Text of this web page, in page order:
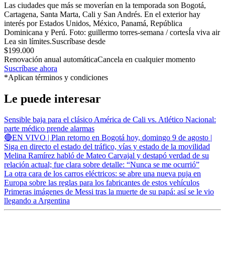
Las ciudades que más se moverían en la temporada son Bogotá,
Cartagena, Santa Marta, Cali y San Andrés. En el exterior hay
interés por Estados Unidos, México, Panamá, República
Dominicana y Perú. Foto: guillermo torres-semana / cortesÍa viva air
Lea sin límites.Suscríbase desde
$199.000
Renovación anual automáticaCancela en cualquier momento
Suscríbase ahora
*Aplican términos y condiciones
Le puede interesar
Sensible baja para el clásico América de Cali vs. Atlético Nacional:
parte médico prende alarmas
🔴EN VIVO | Plan retorno en Bogotá hoy, domingo 9 de agosto |
Siga en directo el estado del tráfico, vías y estado de la movilidad
Melina Ramírez habló de Mateo Carvajal y destapó verdad de su
relación actual; fue clara sobre detalle: “Nunca se me ocurrió”
La otra cara de los carros eléctricos: se abre una nueva puja en
Europa sobre las reglas para los fabricantes de estos vehículos
Primeras imágenes de Messi tras la muerte de su papá: así se le vio
llegando a Argentina